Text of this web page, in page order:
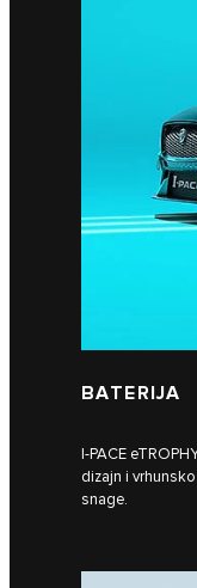
BATERIJA
I‑PACE
dizajn i
snage.